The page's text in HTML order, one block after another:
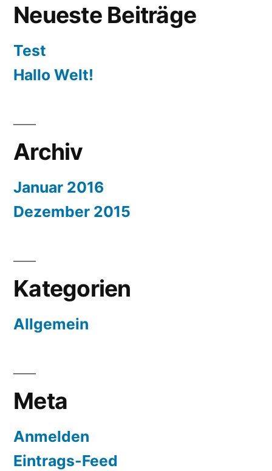
Neueste Beiträge
Test
Hallo Welt!
Archiv
Januar 2016
Dezember 2015
Kategorien
Allgemein
Meta
Anmelden
Eintrags-Feed